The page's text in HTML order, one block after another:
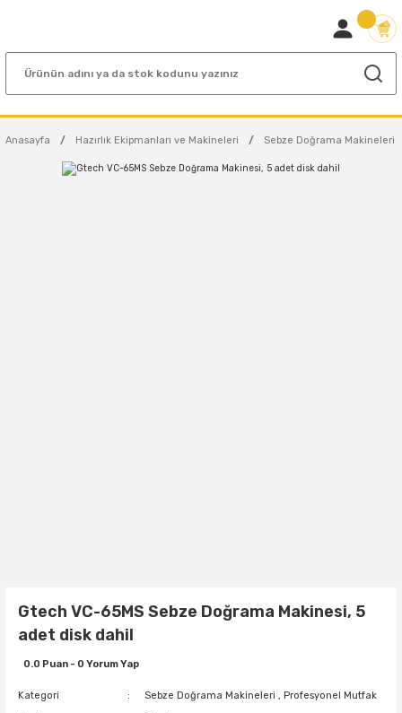
Anasayfa Hazırlık Ekipmanları ve Makineleri Sebze Doğrama Makineleri
Gtech VC-65MS Sebze Doğrama Makinesi, 5
adet disk dahil
0.0 Puan - 0 Yorum Yap
Kategori Sebze Doğrama Makineleri , Profesyonel Mutfak